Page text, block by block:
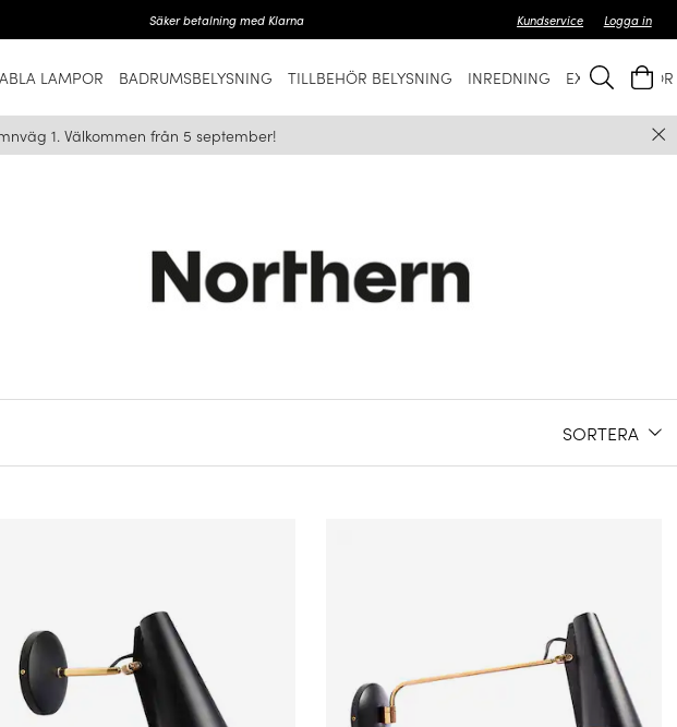
Säker betalning med Klarna Kundservice Logga in
LAMPOR BADRUMSBELYSNING TILLBEHÖR BELYSNING INREDNING EXKLUSIVT
1. Välkommen från 5 september!
SORTERA